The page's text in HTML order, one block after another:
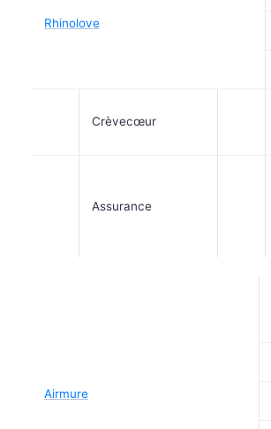
Rhinolove
Crèvecœur
Assurance
Airmure